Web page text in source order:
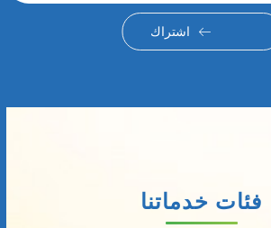
اشتراك
فئات خدماتنا